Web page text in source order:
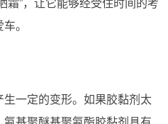
霜”，让它能够经受住时间的考
。
一定的变形。如果胶黏剂太